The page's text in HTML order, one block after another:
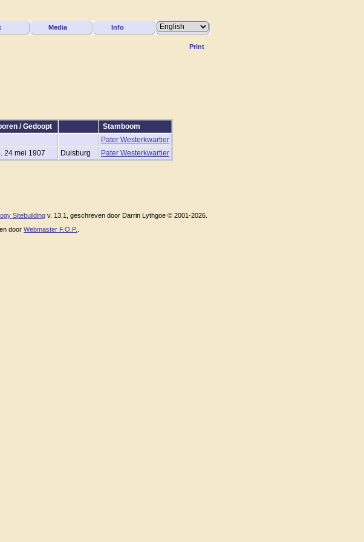
Media Info
Print
/ Gedoopt
Stamboom
Pater Westerkwartier
24 mei 1907 Duisburg Pater Westerkwartier
Sitebuilding v. 13.1, geschreven door Darrin Lythgoe © 2001-2026.
door Webmaster F.O.P.